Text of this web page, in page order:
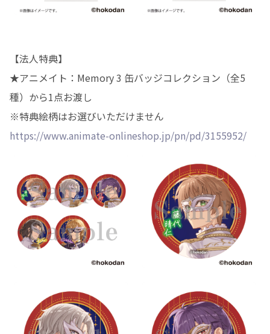
【法人特典】
★アニメイト：Memory 3 缶バッジコレクション（全5
種）から1点お渡し
※特典絵柄はお選びいただけません
https://www.animate-onlineshop.jp/pn/pd/3155952/